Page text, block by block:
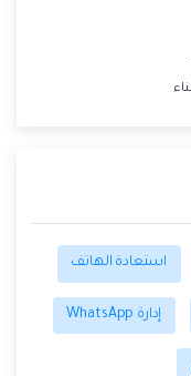
استعادة الهاتف
إدارة WhatsApp